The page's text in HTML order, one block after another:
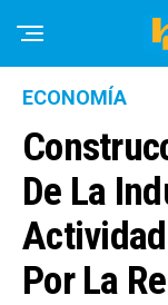
ECONOMÍA
De La
Por La